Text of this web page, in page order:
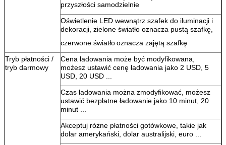
przyszłości samodzielnie
Oświetlenie LED wewnątrz szafek do iluminacji i
dekoracji, zielone światło oznacza pustą szafkę,
czerwone światłooznacza zajętą ​​szafkę
Tryb płatności /
tryb darmowy
Cena ładowania może być modyfikowana,
możesz ustawić cenę ładowania jako 2 USD, 5
USD, 20 USD ...
Czas ładowania można zmodyfikować, możesz
ustawić bezpłatne ładowanie jako 10 minut, 20
minut ...
Akceptuj różne płatności gotówkowe, takie jak
dolar amerykański, dolar australijski, euro ...